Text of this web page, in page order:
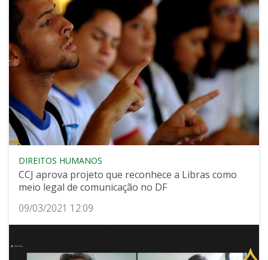
DIREITOS HUMANOS
CCJ aprova projeto que reconhece a Libras como
meio legal de comunicação no DF
09/03/2021 12:09